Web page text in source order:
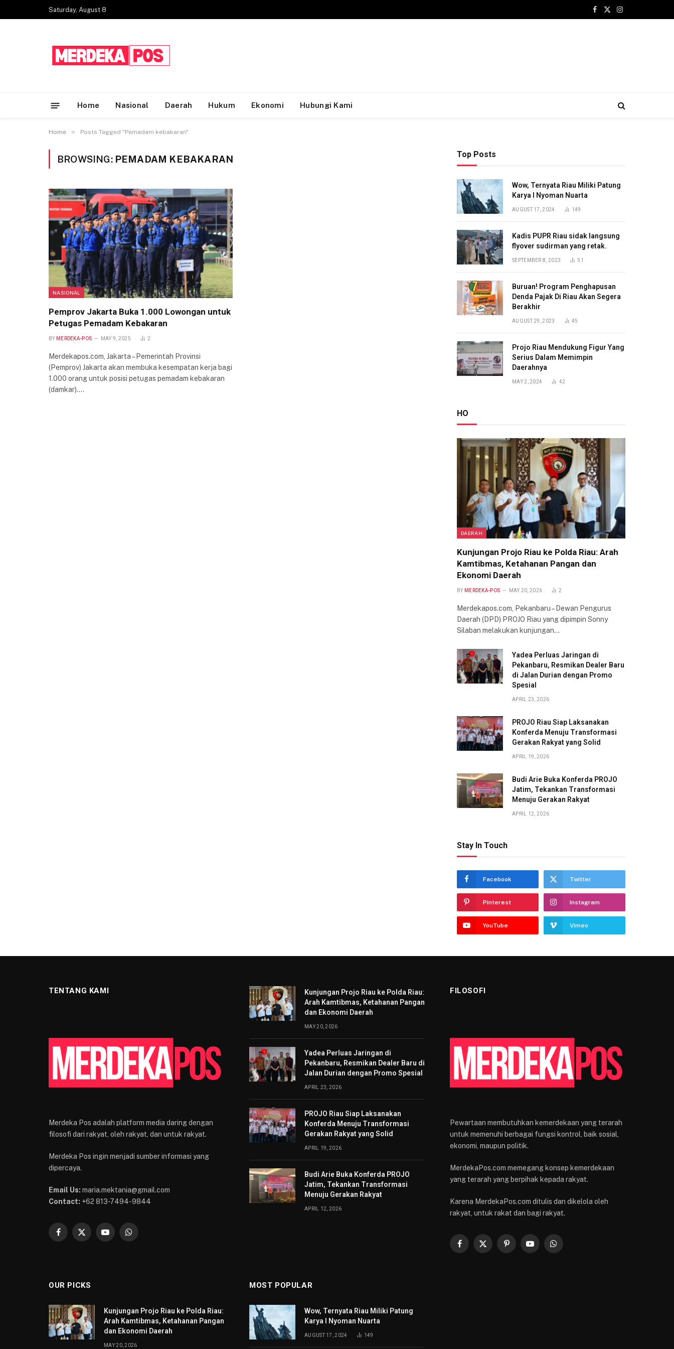
Saturday, August 8
Facebook
X
Instagram
Home Nasional Daerah Hukum Ekonomi Hubungi Kami
Home » Posts Tagged "Pemadam kebakaran"
BROWSING: PEMADAM KEBAKARAN
NASIONAL
Pemprov Jakarta Buka 1.000 Lowongan untuk
Petugas Pemadam Kebakaran
BY MERDEKA-POS MAY 9, 2025 2
Merdekapos.com, Jakarta – Pemerintah Provinsi
(Pemprov) Jakarta akan membuka kesempatan kerja bagi
1.000 orang untuk posisi petugas pemadam kebakaran
(damkar).…
Top Posts
Wow, Ternyata Riau Miliki Patung
Karya I Nyoman Nuarta
AUGUST 17, 2024 149
Kadis PUPR Riau sidak langsung
flyover sudirman yang retak.
SEPTEMBER 8, 2023 51
Buruan! Program Penghapusan
Denda Pajak Di Riau Akan Segera
Berakhir
AUGUST 29, 2023 45
Projo Riau Mendukung Figur Yang
Serius Dalam Memimpin
Daerahnya
MAY 2, 2024 42
HO
DAERAH
Kunjungan Projo Riau ke Polda Riau: Arah
Kamtibmas, Ketahanan Pangan dan
Ekonomi Daerah
BY MERDEKA-POS MAY 20, 2026 2
Merdekapos.com, Pekanbaru – Dewan Pengurus
Daerah (DPD) PROJO Riau yang dipimpin Sonny
Silaban melakukan kunjungan…
Yadea Perluas Jaringan di
Pekanbaru, Resmikan Dealer Baru
di Jalan Durian dengan Promo
Spesial
APRIL 23, 2026
PROJO Riau Siap Laksanakan
Konferda Menuju Transformasi
Gerakan Rakyat yang Solid
APRIL 19, 2026
Budi Arie Buka Konferda PROJO
Jatim, Tekankan Transformasi
Menuju Gerakan Rakyat
APRIL 12, 2026
Stay In Touch
Facebook Twitter
Pinterest Instagram
YouTube Vimeo
TENTANG KAMI
Merdeka Pos adalah platform media daring dengan
filosofi dari rakyat, oleh rakyat, dan untuk rakyat.
Merdeka Pos ingin menjadi sumber informasi yang
dipercaya.
Email Us: maria.mektania@gmail.com
Contact: +62 813-7494-9844
Facebook
X
YouTubeWhatsApp
Kunjungan Projo Riau ke Polda Riau:
Arah Kamtibmas, Ketahanan Pangan
dan Ekonomi Daerah
MAY 20, 2026
Yadea Perluas Jaringan di
Pekanbaru, Resmikan Dealer Baru di
Jalan Durian dengan Promo Spesial
APRIL 23, 2026
PROJO Riau Siap Laksanakan
Konferda Menuju Transformasi
Gerakan Rakyat yang Solid
APRIL 19, 2026
Budi Arie Buka Konferda PROJO
Jatim, Tekankan Transformasi
Menuju Gerakan Rakyat
APRIL 12, 2026
FILOSOFI
Pewartaan membutuhkan kemerdekaan yang terarah
untuk memenuhi berbagai fungsi kontrol, baik sosial,
ekonomi, maupun politik.
MerdekaPos.com memegang konsep kemerdekaan
yang terarah yang berpihak kepada rakyat.
Karena MerdekaPos.com ditulis dan dikelola oleh
rakyat, untuk rakat dan bagi rakyat.
Facebook
X
PinterestYouTubeWhatsApp
OUR PICKS
Kunjungan Projo Riau ke Polda Riau:
Arah Kamtibmas, Ketahanan Pangan
dan Ekonomi Daerah
MAY 20, 2026
MOST POPULAR
Wow, Ternyata Riau Miliki Patung
Karya I Nyoman Nuarta
AUGUST 17, 2024 149